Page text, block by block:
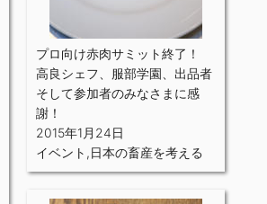
プロ向け赤肉サミット終了！
高良シェフ、服部学園、出品者
そして参加者のみなさまに感
謝！
2015年1月24日
イベント ,日本の畜産を考える